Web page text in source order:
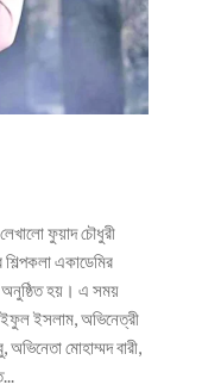
ফুয়াদ চৌধুরী
শিল্পকলা একাডেমির
অনুষ্ঠিত হয়। এ সময়
ইসলাম, অভিনেত্রী
মোহাম্মদ বারী,